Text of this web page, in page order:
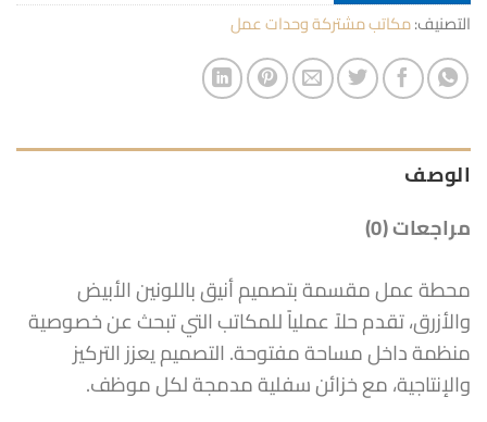
التصنيف:مكاتب مشتركة وحدات عمل
الوصف
مراجعات (0)
محطة عمل مقسمة بتصميم أنيق باللونين الأبيض
والأزرق، تقدم حلاً عملياً للمكاتب التي تبحث عن خصوصية
منظمة داخل مساحة مفتوحة. التصميم يعزز التركيز
والإنتاجية، مع خزائن سفلية مدمجة لكل موظف.